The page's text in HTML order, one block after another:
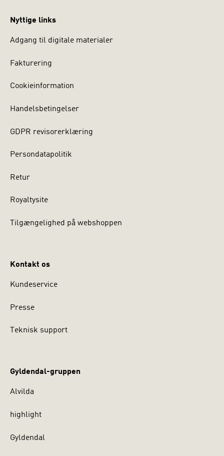
Nyttige links
Adgang til digitale materialer
Fakturering
Cookieinformation
Handelsbetingelser
GDPR revisorerklæring
Persondatapolitik
Retur
Royaltysite
Tilgængelighed på webshoppen
Kontakt os
Kundeservice
Presse
Teknisk support
Gyldendal-gruppen
Alvilda
highlight
Gyldendal